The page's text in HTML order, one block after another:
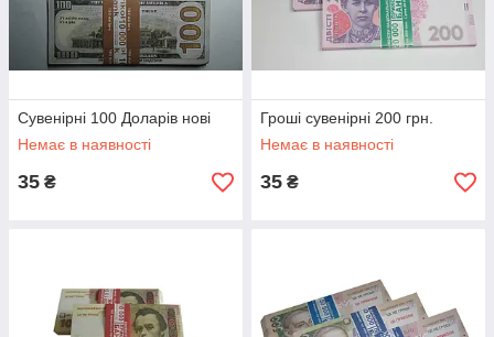
Сувенірні 100 Доларів нові
Немає в наявності
35 ₴
Гроші сувенірні 200 грн.
Немає в наявності
35 ₴